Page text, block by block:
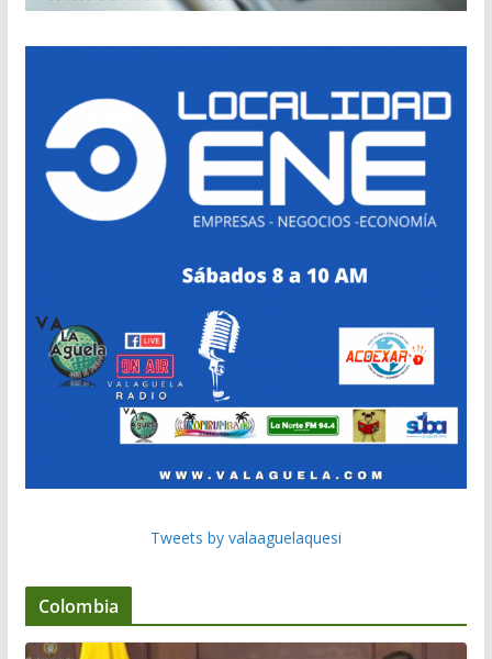
Tweets by valaaguelaquesi
Colombia